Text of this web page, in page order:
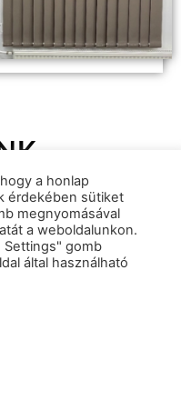
a honlap
érdekében sütiket
megnyomásával
a weboldalunkon.
Settings" gomb
által használható